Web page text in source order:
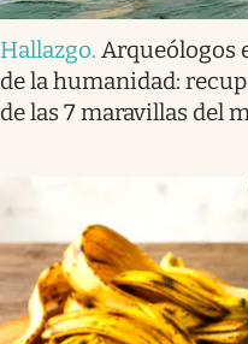
Hallazgo. Arqueólogos
de la humanidad:
de las 7 maravillas del